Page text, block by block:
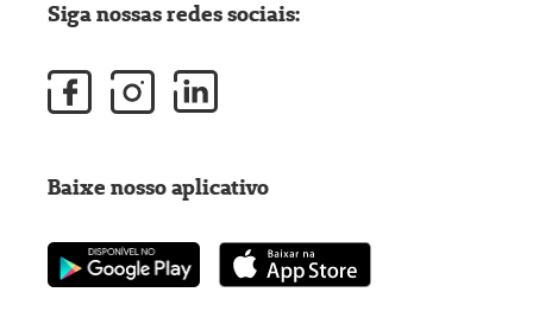
Siga nossas redes sociais:
Baixe nosso aplicativo